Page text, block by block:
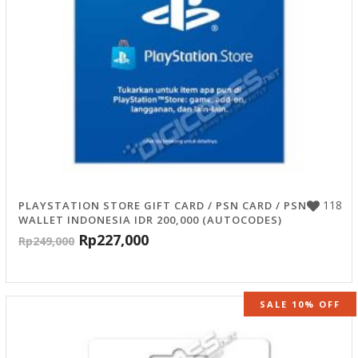
118
PLAYSTATION STORE GIFT CARD / PSN CARD / PSN
WALLET INDONESIA IDR 200,000 (AUTOCODES)
Rp249,000 Rp227,000
SALE 10% OFF